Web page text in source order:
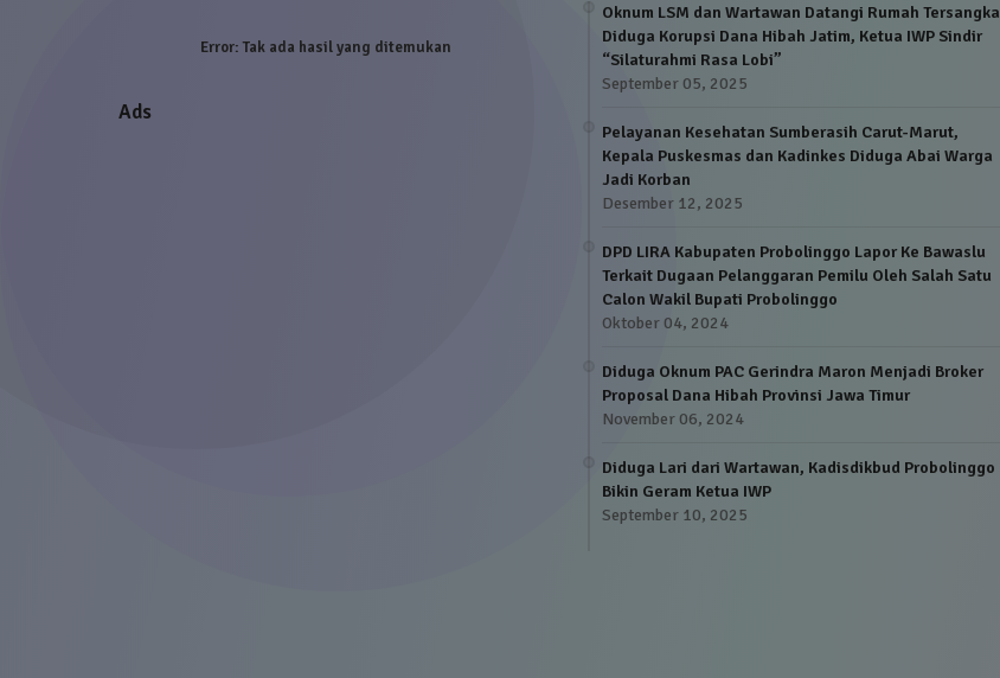
Error:Tak ada hasil yang ditemukan
Ads
Oknum LSM dan Wartawan Datangi Rumah Tersangka
Diduga Korupsi Dana Hibah Jatim, Ketua IWP Sindir
“Silaturahmi Rasa Lobi”
September 05, 2025
Pelayanan Kesehatan Sumberasih Carut-Marut,
Kepala Puskesmas dan Kadinkes Diduga Abai Warga
Jadi Korban
Desember 12, 2025
DPD LIRA Kabupaten Probolinggo Lapor Ke Bawaslu
Terkait Dugaan Pelanggaran Pemilu Oleh Salah Satu
Calon Wakil Bupati Probolinggo
Oktober 04, 2024
Diduga Oknum PAC Gerindra Maron Menjadi Broker
Proposal Dana Hibah Provinsi Jawa Timur
November 06, 2024
Diduga Lari dari Wartawan, Kadisdikbud Probolinggo
Bikin Geram Ketua IWP
September 10, 2025